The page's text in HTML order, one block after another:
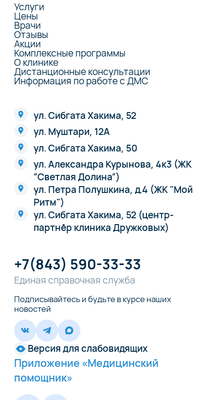
Услуги
Цены
Врачи
Отзывы
Акции
Комплексные программы
О клинике
Дистанционные консультации
Информация по работе с ДМС
ул. Сибгата Хакима, 52
ул. Муштари, 12А
ул. Сибгата Хакима, 50
ул. Александра Курынова, 4к3 (ЖК
“Светлая Долина“)
ул. Петра Полушкина, д.4 (ЖК "Мой
Ритм")
ул. Сибгата Хакима, 52 (центр-
партнёр клиника Дружковых)
+7(843) 590-33-33
Единая справочная служба
Подписывайтесь и будьте в курсе наших
новостей
Версия для слабовидящих
Приложение «Медицинский
помощник»